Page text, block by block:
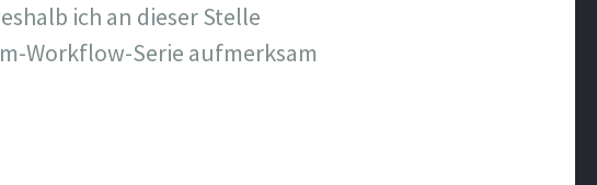
ich an dieser Stelle
Workflow-Serie aufmerksam